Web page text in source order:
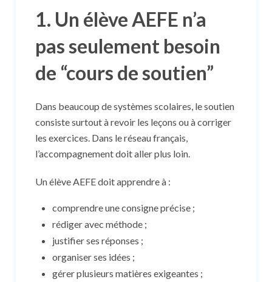
1. Un élève AEFE n’a
pas seulement besoin
de “cours de soutien”
Dans beaucoup de systèmes scolaires, le soutien
consiste surtout à revoir les leçons ou à corriger
les exercices. Dans le réseau français,
l’accompagnement doit aller plus loin.
Un élève AEFE doit apprendre à :
comprendre une consigne précise ;
rédiger avec méthode ;
justifier ses réponses ;
organiser ses idées ;
gérer plusieurs matières exigeantes ;